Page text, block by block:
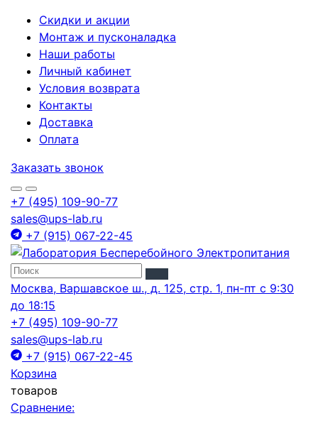
Скидки и акции
Монтаж и пусконаладка
Наши работы
Личный кабинет
Условия возврата
Контакты
Доставка
Оплата
Заказать звонок
+7 (495) 109-90-77
sales@ups-lab.ru
+7 (915) 067-22-45
Москва, Варшавское ш., д. 125, стр. 1, пн-пт с 9:30
до 18:15
+7 (495) 109-90-77
sales@ups-lab.ru
+7 (915) 067-22-45
Корзина
товаров
Сравнение: